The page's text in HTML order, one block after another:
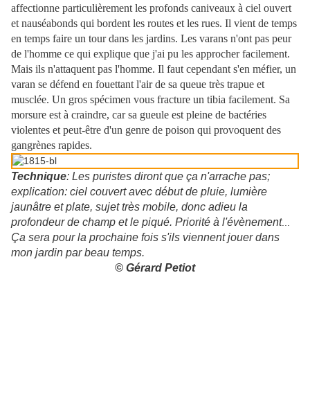
affectionne particulièrement les profonds caniveaux à ciel ouvert
et nauséabonds qui bordent les routes et les rues. Il vient de temps
en temps faire un tour dans les jardins. Les varans n'ont pas peur
de l'homme ce qui explique que j'ai pu les approcher facilement.
Mais ils n'attaquent pas l'homme. Il faut cependant s'en méfier, un
varan se défend en fouettant l'air de sa queue très trapue et
musclée. Un gros spécimen vous fracture un tibia facilement. Sa
morsure est à craindre, car sa gueule est pleine de bactéries
violentes et peut-être d'un genre de poison qui provoquent des
gangrènes rapides.
Technique: Les puristes diront que ça n'arrache pas;
explication: ciel couvert avec début de pluie, lumière
jaunâtre et plate, sujet très mobile, donc adieu la
profondeur de champ et le piqué. Priorité à l'évènement...
Ça sera pour la prochaine fois s'ils viennent jouer dans
mon jardin par beau temps.
© Gérard Petiot